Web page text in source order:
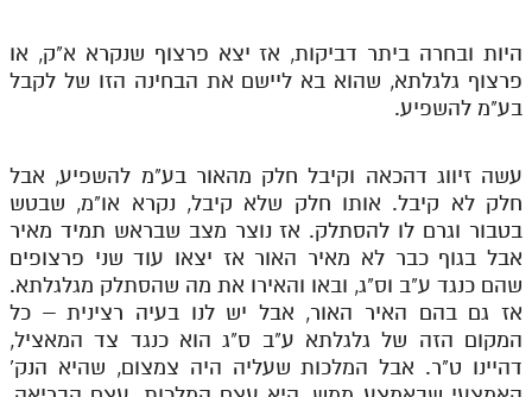
היות ובחרה ביתר דביקות, אז יצא פרצוף שנקרא א"ק, או
פרצוף גלגלתא, שהוא בא ליישם את הבחינה הזו של לקבל
בע"מ להשפיע.
עשה זיווג דהכאה וקיבל חלק מהאור בע"מ להשפיע, אבל
חלק לא קיבל. אותו חלק שלא קיבל, נקרא או"מ, שבטש
בטבור וגרם לו להסתלק. אז נוצר מצב שבראש תמיד מאיר
אבל בגוף כבר לא מאיר האור אז יצאו עוד שני פרצופים
שהם כנגד ע"ב וס"ג, ובאו והאירו את מה שהסתלק מגלגלתא.
אז גם בהם האיר האור, אבל יש לנו בעיה רצינית – כל
המקום הזה של גלגלתא ע"ב ס"ג הוא כנגד צד המאציל,
דהיינו ט"ר. אבל המלכות שעליה היה צמצום, שהיא הנק'